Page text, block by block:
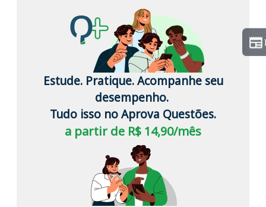
Estude. Pratique. Acompanhe seu
desempenho.
Tudo isso no Aprova Questões.
a partir de R$ 14,90/mês